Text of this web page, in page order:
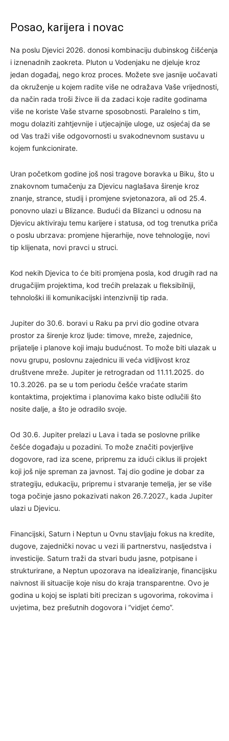
Posao, karijera i novac
Na poslu Djevici 2026. donosi kombinaciju dubinskog čišćenja
i iznenadnih zaokreta. Pluton u Vodenjaku ne djeluje kroz
jedan događaj, nego kroz proces. Možete sve jasnije uočavati
da okruženje u kojem radite više ne odražava Vaše vrijednosti,
da način rada troši živce ili da zadaci koje radite godinama
više ne koriste Vaše stvarne sposobnosti. Paralelno s tim,
mogu dolaziti zahtjevnije i utjecajnije uloge, uz osjećaj da se
od Vas traži više odgovornosti u svakodnevnom sustavu u
kojem funkcionirate.
Uran početkom godine još nosi tragove boravka u Biku, što u
znakovnom tumačenju za Djevicu naglašava širenje kroz
znanje, strance, studij i promjene svjetonazora, ali od 25.4.
ponovno ulazi u Blizance. Budući da Blizanci u odnosu na
Djevicu aktiviraju temu karijere i statusa, od tog trenutka priča
o poslu ubrzava: promjene hijerarhije, nove tehnologije, novi
tip klijenata, novi pravci u struci.
Kod nekih Djevica to će biti promjena posla, kod drugih rad na
drugačijim projektima, kod trećih prelazak u fleksibilniji,
tehnološki ili komunikacijski intenzivniji tip rada.
Jupiter do 30.6. boravi u Raku pa prvi dio godine otvara
prostor za širenje kroz ljude: timove, mreže, zajednice,
prijatelje i planove koji imaju budućnost. To može biti ulazak u
novu grupu, poslovnu zajednicu ili veća vidljivost kroz
društvene mreže. Jupiter je retrogradan od 11.11.2025. do
10.3.2026. pa se u tom periodu češće vraćate starim
kontaktima, projektima i planovima kako biste odlučili što
nosite dalje, a što je odradilo svoje.
Od 30.6. Jupiter prelazi u Lava i tada se poslovne prilike
češće događaju u pozadini. To može značiti povjerljive
dogovore, rad iza scene, pripremu za idući ciklus ili projekt
koji još nije spreman za javnost. Taj dio godine je dobar za
strategiju, edukaciju, pripremu i stvaranje temelja, jer se više
toga počinje jasno pokazivati nakon 26.7.2027., kada Jupiter
ulazi u Djevicu.
Financijski, Saturn i Neptun u Ovnu stavljaju fokus na kredite,
dugove, zajednički novac u vezi ili partnerstvu, nasljedstva i
investicije. Saturn traži da stvari budu jasne, potpisane i
strukturirane, a Neptun upozorava na idealiziranje, financijsku
naivnost ili situacije koje nisu do kraja transparentne. Ovo je
godina u kojoj se isplati biti precizan s ugovorima, rokovima i
uvjetima, bez prešutnih dogovora i “vidjet ćemo”.